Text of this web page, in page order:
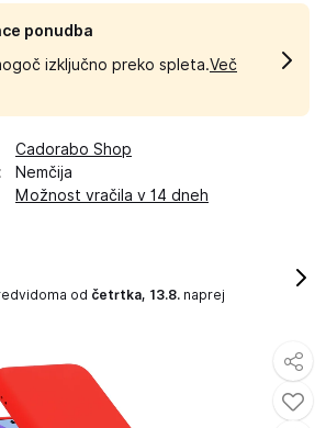
ponudba
izključno preko spleta.Več
Cadorabo Shop
:
Nemčija
Možnost vračila v 14 dneh
od četrtka, 13.8. naprej